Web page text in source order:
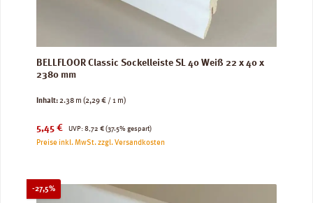
BELLFLOOR Classic Sockelleiste SL 40 Weiß 22 x 40 x
2380 mm
Inhalt:2.38 m (2,29 € / 1 m)
Verkaufspreis:
5,45 € UVP:
Regulärer Preis:
8,72 € (37.5% gespart)
Preise inkl. MwSt. zzgl. Versandkosten
-27,5%Rabatt